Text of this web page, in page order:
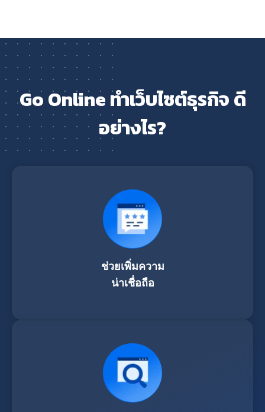
Go Online ทำเว็บไซต์ธุรกิจ ดี
อย่างไร?
ช่วยเพิ่มความ
น่าเชื่อถือ